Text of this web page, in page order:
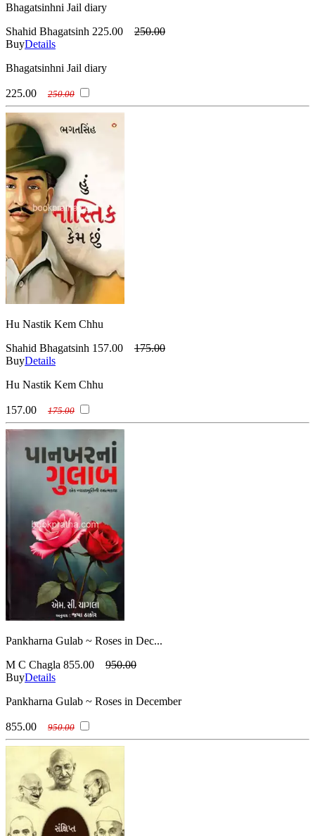
Bhagatsinhni Jail diary
Shahid Bhagatsinh 225.00
250.00
BuyDetails
Bhagatsinhni Jail diary
225.00 250.00
Hu Nastik Kem Chhu
Shahid Bhagatsinh 157.00
175.00
BuyDetails
Hu Nastik Kem Chhu
157.00 175.00
Pankharna Gulab ~ Roses in Dec...
M C Chagla 855.00
950.00
BuyDetails
Pankharna Gulab ~ Roses in December
855.00 950.00